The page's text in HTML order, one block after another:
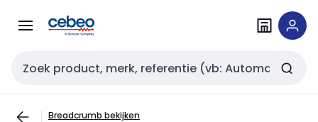
naar
naar
Zoekveld invoer
Breadcrumb bekijken